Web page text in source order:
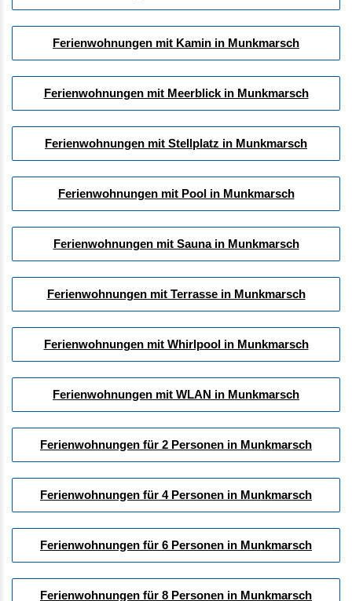
Ferienwohnungen mit Kamin in Munkmarsch
Ferienwohnungen mit Meerblick in Munkmarsch
Ferienwohnungen mit Stellplatz in Munkmarsch
Ferienwohnungen mit Pool in Munkmarsch
Ferienwohnungen mit Sauna in Munkmarsch
Ferienwohnungen mit Terrasse in Munkmarsch
Ferienwohnungen mit Whirlpool in Munkmarsch
Ferienwohnungen mit WLAN in Munkmarsch
Ferienwohnungen für 2 Personen in Munkmarsch
Ferienwohnungen für 4 Personen in Munkmarsch
Ferienwohnungen für 6 Personen in Munkmarsch
Ferienwohnungen für 8 Personen in Munkmarsch